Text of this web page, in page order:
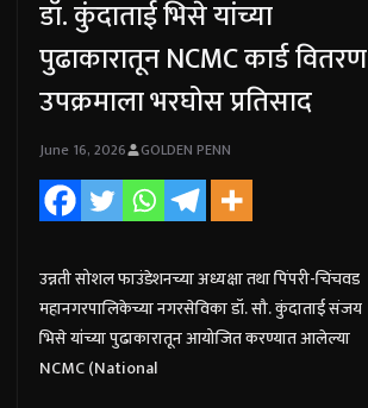
डॉ. कुंदाताई भिसे यांच्या
पुढाकारातून NCMC कार्ड वितरण
उपक्रमाला भरघोस प्रतिसाद
June 16, 2026 GOLDEN PENN
उन्नती सोशल फाउंडेशनच्या अध्यक्षा तथा पिंपरी-चिंचवड
महानगरपालिकेच्या नगरसेविका डॉ. सौ. कुंदाताई संजय
भिसे यांच्या पुढाकारातून आयोजित करण्यात आलेल्या
NCMC (National